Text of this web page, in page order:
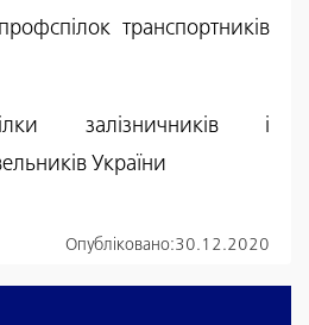
транспортників
залізничників і
України
Опубліковано:30.12.2020